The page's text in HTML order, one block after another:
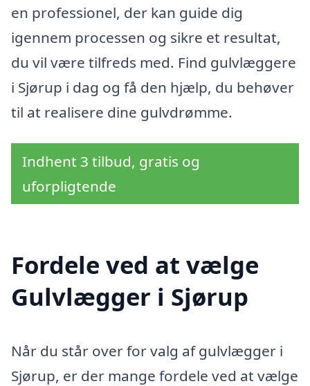
en professionel, der kan guide dig
igennem processen og sikre et resultat,
du vil være tilfreds med. Find gulvlæggere
i Sjørup i dag og få den hjælp, du behøver
til at realisere dine gulvdrømme.
Indhent 3 tilbud, gratis og
uforpligtende
Fordele ved at vælge
Gulvlægger i Sjørup
Når du står over for valg af gulvlægger i
Sjørup, er der mange fordele ved at vælge